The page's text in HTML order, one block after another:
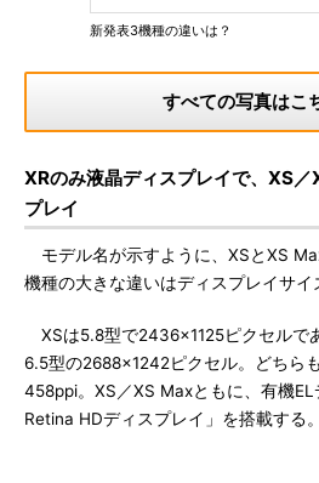
新発表3機種の違いは？
すべての写真はこ
XRのみ液晶ディスプレイで、XS
プレイ
モデル名が示すように、XSとXS
機種の大きな違いはディスプレイサイ
XSは5.8型で2436×1125ピクセルで
6.5型の2688×1242ピクセル。どちら
458ppi。XS／XS Maxともに、有機
Retina HDディスプレイ」を搭載する。